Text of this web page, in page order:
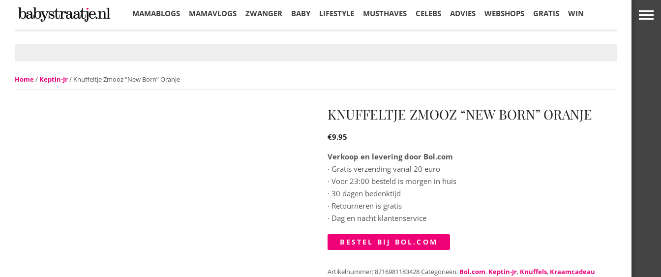
MAMABLOGS MAMAVLOGS ZWANGER BABY LIFESTYLE MUSTHAVES CELEBS ADVIES WEBSHOPS GRATIS WIN
Home/ Keptin-Jr/ Knuffeltje Zmooz “New Born” Oranje
KNUFFELTJE ZMOOZ “NEW BORN” ORANJE
€9.95
Verkoop en levering door Bol.com
· Gratis verzending vanaf 20 euro
· Voor 23:00 besteld is morgen in huis
· 30 dagen bedenktijd
· Retourneren is gratis
· Dag en nacht klantenservice
BESTEL BIJ BOL.COM
Artikelnummer:8716981183428Categorieën: Bol.com, Keptin-Jr, Knuffels, Kraamcadeau